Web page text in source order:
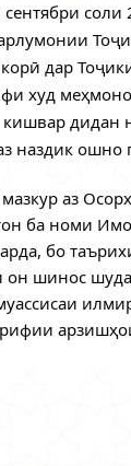
соли
дар
худ
дидан
наздик ошно
аз
ба номи
бо
он шинос